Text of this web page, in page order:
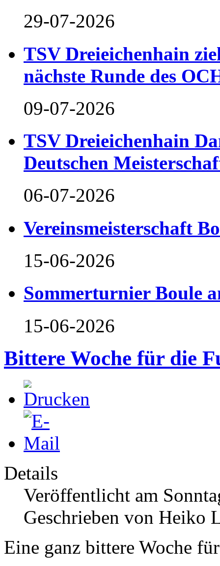
29-07-2026
TSV Dreieichenhain
nächste Runde des
09-07-2026
TSV Dreieichenhain
Deutschen
06-07-2026
Vereinsmeisterschaft
15-06-2026
Sommerturnier Boule
15-06-2026
Bittere Woche für die
Details
Veröffentlicht am
Geschrieben von Heiko
Eine ganz bittere Woche